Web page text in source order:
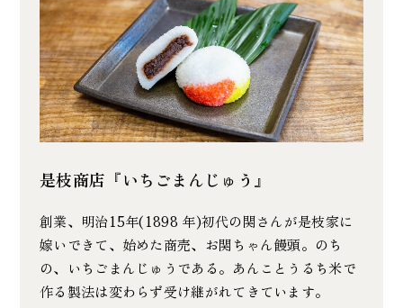
是枝商店『いちごまんじゅう』
創業、明治15年(1898 年)初代の関さんが是枝家に
嫁いできて、始めた商売、お関ちゃん饅頭。のち
の、いちごまんじゅうである。あんことうるち米で
作る製法は変わらず受け継がれてきています。